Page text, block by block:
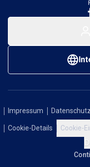
Impressum
Cookie-Details Cookie-